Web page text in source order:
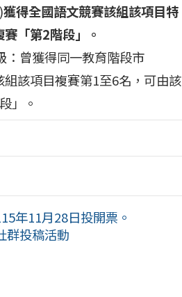
獲得全國語文競賽該組該項目特
「第2階段」。
：曾獲得同一教育階段市
組該項目複賽第1至6名，可由該
」。
年11月28日投開票。
群投稿活動